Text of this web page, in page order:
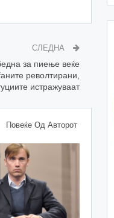
СЛЕДНА
за пиење веќе
револтирани,
истражуваат
Повеќе Од Авторот